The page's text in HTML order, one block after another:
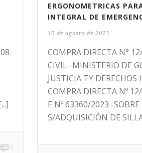
0
ERGONOMETRICAS
INTEGRAL DE
10 de agosto de 2023
COMPRA DIRECTA N°
CIVIL -MINISTERIO DE
JUSTICIA TY DERECHOS
COMPRA DIRECTA Nº
E Nº 63360/2023 -SOBRE
S/ADQUISICIÓN DE